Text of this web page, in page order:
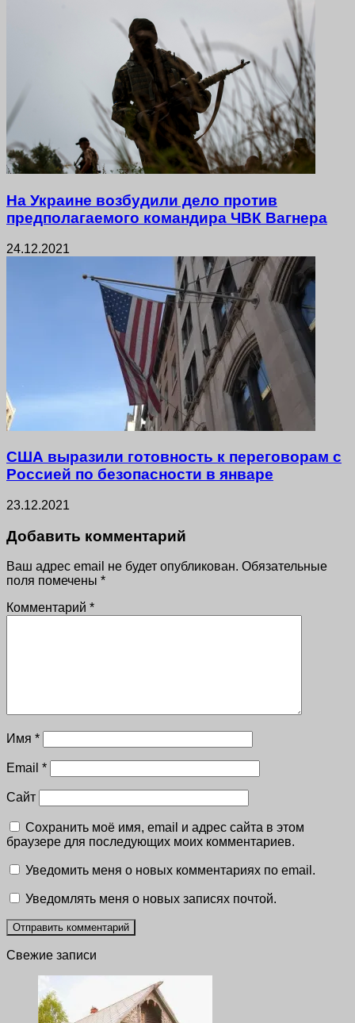
На Украине возбудили дело против
предполагаемого командира ЧВК Вагнера
24.12.2021
США выразили готовность к переговорам с
Россией по безопасности в январе
23.12.2021
Добавить комментарий
Ваш адрес email не будет опубликован. Обязательные
поля помечены *
Комментарий *
Имя *
Email *
Сайт
Сохранить моё имя, email и адрес сайта в этом
браузере для последующих моих комментариев.
Уведомить меня о новых комментариях по email.
Уведомлять меня о новых записях почтой.
Свежие записи